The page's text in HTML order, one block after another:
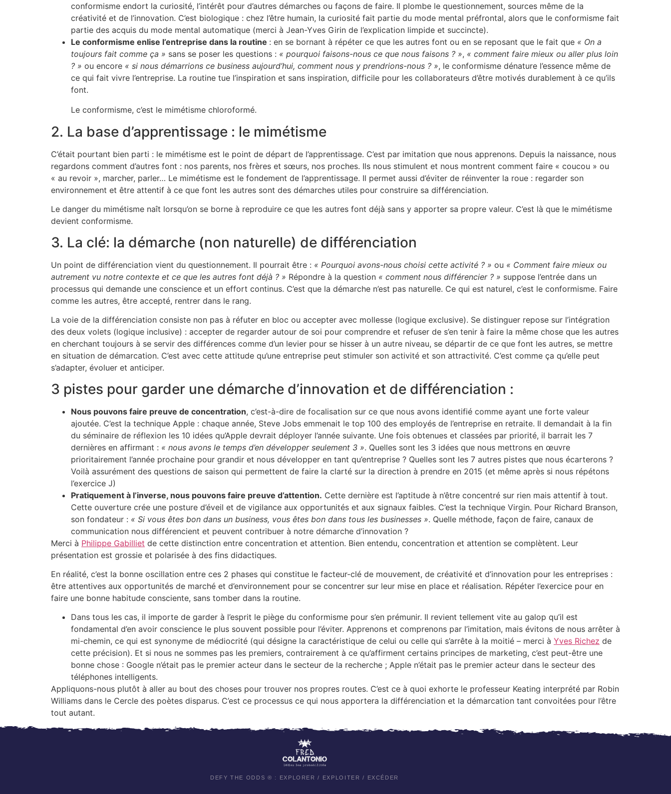
conformisme endort la curiosité, l’intérêt pour d’autres démarches ou façons de faire. Il plombe le questionnement, sources même de la
créativité et de l’innovation. C’est biologique : chez l’être humain, la curiosité fait partie du mode mental préfrontal, alors que le conformisme fait
partie des acquis du mode mental automatique (merci à Jean-Yves Girin de l’explication limpide et succincte).
Le conformisme enlise l’entreprise dans la routine : en se bornant à répéter ce que les autres font ou en se reposant que le fait que « On a
toujours fait comme ça » sans se poser les questions : « pourquoi faisons-nous ce que nous faisons ? », « comment faire mieux ou aller plus loin
? » ou encore « si nous démarrions ce business aujourd’hui, comment nous y prendrions-nous ? », le conformisme dénature l’essence même de
ce qui fait vivre l’entreprise. La routine tue l’inspiration et sans inspiration, difficile pour les collaborateurs d’être motivés durablement à ce qu’ils
font.
Le conformisme, c’est le mimétisme chloroformé.
2. La base d’apprentissage : le mimétisme
C’était pourtant bien parti : le mimétisme est le point de départ de l’apprentissage. C’est par imitation que nous apprenons. Depuis la naissance, nous
regardons comment d’autres font : nos parents, nos frères et sœurs, nos proches. Ils nous stimulent et nous montrent comment faire « coucou » ou
« au revoir », marcher, parler… Le mimétisme est le fondement de l’apprentissage. Il permet aussi d’éviter de réinventer la roue : regarder son
environnement et être attentif à ce que font les autres sont des démarches utiles pour construire sa différenciation.
Le danger du mimétisme naît lorsqu’on se borne à reproduire ce que les autres font déjà sans y apporter sa propre valeur. C’est là que le mimétisme
devient conformisme.
3. La clé: la démarche (non naturelle) de différenciation
Un point de différenciation vient du questionnement. Il pourrait être : « Pourquoi avons-nous choisi cette activité ? » ou « Comment faire mieux ou
autrement vu notre contexte et ce que les autres font déjà ? » Répondre à la question « comment nous différencier ? » suppose l’entrée dans un
processus qui demande une conscience et un effort continus. C’est que la démarche n’est pas naturelle. Ce qui est naturel, c’est le conformisme. Faire
comme les autres, être accepté, rentrer dans le rang.
La voie de la différenciation consiste non pas à réfuter en bloc ou accepter avec mollesse (logique exclusive). Se distinguer repose sur l’intégration
des deux volets (logique inclusive) : accepter de regarder autour de soi pour comprendre et refuser de s’en tenir à faire la même chose que les autres
en cherchant toujours à se servir des différences comme d’un levier pour se hisser à un autre niveau, se départir de ce que font les autres, se mettre
en situation de démarcation. C’est avec cette attitude qu’une entreprise peut stimuler son activité et son attractivité. C’est comme ça qu’elle peut
s’adapter, évoluer et anticiper.
3 pistes pour garder une démarche d’innovation et de différenciation :
Nous pouvons faire preuve de concentration, c’est-à-dire de focalisation sur ce que nous avons identifié comme ayant une forte valeur
ajoutée. C’est la technique Apple : chaque année, Steve Jobs emmenait le top 100 des employés de l’entreprise en retraite. Il demandait à la fin
du séminaire de réflexion les 10 idées qu’Apple devrait déployer l’année suivante. Une fois obtenues et classées par priorité, il barrait les 7
dernières en affirmant : « nous avons le temps d’en développer seulement 3 ». Quelles sont les 3 idées que nous mettrons en œuvre
prioritairement l’année prochaine pour grandir et nous développer en tant qu’entreprise ? Quelles sont les 7 autres pistes que nous écarterons ?
Voilà assurément des questions de saison qui permettent de faire la clarté sur la direction à prendre en 2015 (et même après si nous répétons
l’exercice J)
Pratiquement à l’inverse, nous pouvons faire preuve d’attention. Cette dernière est l’aptitude à n’être concentré sur rien mais attentif à tout.
Cette ouverture crée une posture d’éveil et de vigilance aux opportunités et aux signaux faibles. C’est la technique Virgin. Pour Richard Branson,
son fondateur : « Si vous êtes bon dans un business, vous êtes bon dans tous les businesses ». Quelle méthode, façon de faire, canaux de
communication nous différencient et peuvent contribuer à notre démarche d’innovation ?
Merci à Philippe Gabilliet de cette distinction entre concentration et attention. Bien entendu, concentration et attention se complètent. Leur
présentation est grossie et polarisée à des fins didactiques.
En réalité, c’est la bonne oscillation entre ces 2 phases qui constitue le facteur-clé de mouvement, de créativité et d’innovation pour les entreprises :
être attentives aux opportunités de marché et d’environnement pour se concentrer sur leur mise en place et réalisation. Répéter l’exercice pour en
faire une bonne habitude consciente, sans tomber dans la routine.
Dans tous les cas, il importe de garder à l’esprit le piège du conformisme pour s’en prémunir. Il revient tellement vite au galop qu’il est
fondamental d’en avoir conscience le plus souvent possible pour l’éviter. Apprenons et comprenons par l’imitation, mais évitons de nous arrêter à
mi-chemin, ce qui est synonyme de médiocrité (qui désigne la caractéristique de celui ou celle qui s’arrête à la moitié – merci à Yves Richez de
cette précision). Et si nous ne sommes pas les premiers, contrairement à ce qu’affirment certains principes de marketing, c’est peut-être une
bonne chose : Google n’était pas le premier acteur dans le secteur de la recherche ; Apple n’était pas le premier acteur dans le secteur des
téléphones intelligents.
Appliquons-nous plutôt à aller au bout des choses pour trouver nos propres routes. C’est ce à quoi exhorte le professeur Keating interprété par Robin
Williams dans le Cercle des poètes disparus. C’est ce processus ce qui nous apportera la différenciation et la démarcation tant convoitées pour l’être
tout autant.
DEFY THE ODDS ® : EXPLORER / EXPLOITER / EXCÉDER